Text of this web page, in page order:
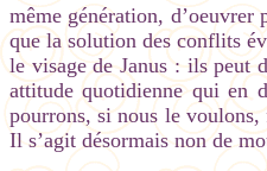
même génération,
que la solution des conflits
le visage de Janus : ils peut
attitude quotidienne qui en
pourrons, si nous le voulons,
Il s’agit désormais non de